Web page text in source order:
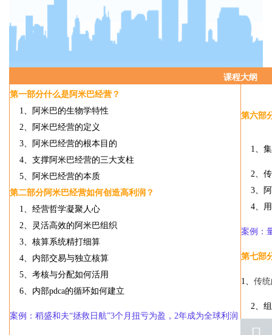
课程大纲
第一部分什么是阿米巴经营？
1
、阿米巴的生物学特性
2 、阿米巴经营的定义
3 、阿米巴经营的根本目的
4 、支撑阿米巴经营的三大支柱
5 、阿米巴经营的本质
第二部分阿米巴经营如何创造高利润？
1
、经营哲学凝聚人心
2 、灵活高效的阿米巴组织
3 、核算系统精打细算
4 、内部交易与独立核算
5 、考核与分配如何活用
6 、内部pdca的循环如何建立
案例：稻盛和夫“拯救日航”3个月扭亏为盈， 2年成为全球利润
第六部
1 、
2 、
3 、
4 、
案例：
第七部
1 传
2 、